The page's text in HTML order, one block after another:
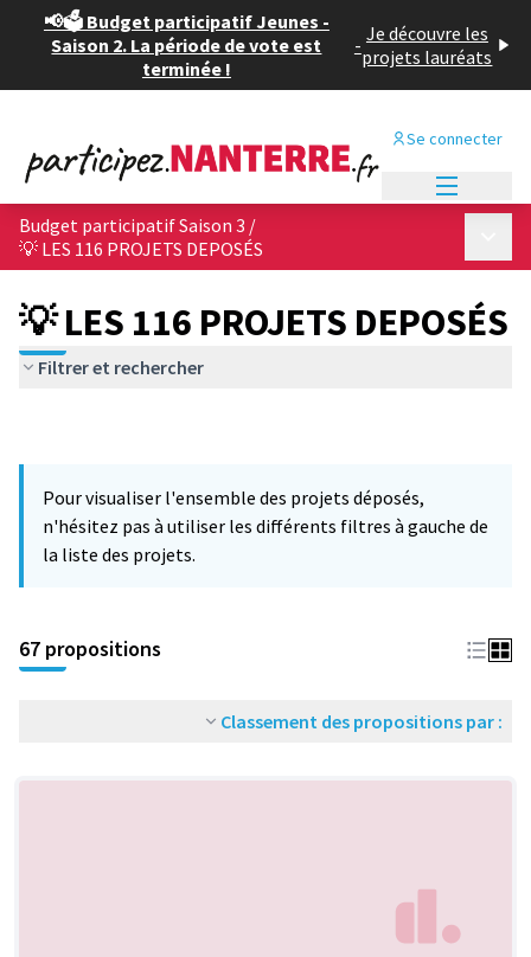
📢🗳️ Budget participatif Jeunes -
Saison 2. La période de vote est
terminée !
- Je découvre les
projets lauréats
Se connecter
Budget participatif Saison 3 /
💡 LES 116 PROJETS DEPOSÉS
💡 LES 116 PROJETS DEPOSÉS
Filtrer et rechercher
Pour visualiser l'ensemble des projets déposés,
n'hésitez pas à utiliser les différents filtres à gauche de
la liste des projets.
67 propositions
Classement des propositions par :